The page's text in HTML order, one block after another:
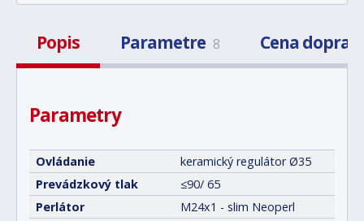
Popis Parametre 8 Cena
Parametry
Ovládanie
keramický regulátor Ø35
Prevádzkový tlak
≤90/ 65
Perlátor
M24x1 - slim Neoperl